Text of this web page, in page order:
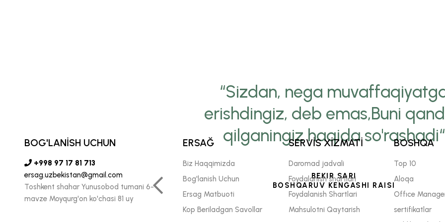
insonlarga
katta kuch-g‘ayrat
biz uchun juda
“Sizdan, nega
erishdingiz, deb emas,Buni
qilganingiz haqida so'rashadi“
BEKIR SARI
BOSHQARUV KENGASHI RAISI
BOG'LANİSH UCHUN
+998 97 17 81 713
ersag.uzbekistan@gmail.com
Toshkent shahar Yunusobod tumani 6-
mavze Moyqurg'on ko'chasi 81 uy
ERSAĞ
Biz Haqqimizda
Bog'lanish Uchun
Ersag Matbuoti
Kop Beriladgan Savollar
SERVİS XİZMATİ
Daromad jadvali
Foydalanish shartlari
Foydalanish Shartlari
Mahsulotni Qaytarish
BOSHQA
Top 10
Aloqa
Offıce
sertifikatlar